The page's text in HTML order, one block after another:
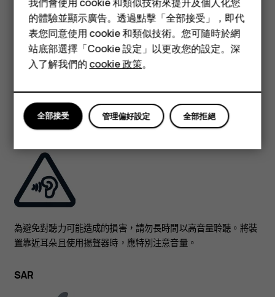
功能型手機
配件
平板電腦
盡的指引。
保護您的聽力
為避免對聽力可能造成的損害，請勿長時間以高音量聆聽。將裝
置靠近耳朵且使用揚聲器時，應特別注意音量。
SAR
的體驗並顯示廣告。透過點擊「全部接受」，即代
表您同意使用 cookie 和類似技術。您可隨時於網
站底部選擇「Cookie 設定」以更改您的設定。深
入了解我們的cookie 政策。
全部拒絕
管理偏好設定
全部接受